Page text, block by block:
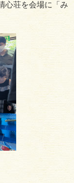
心荘を会場に「み